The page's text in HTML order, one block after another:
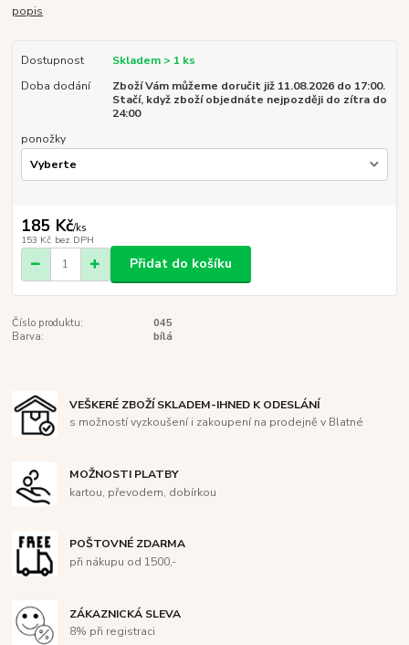
popis
Dostupnost
Skladem > 1 ks
Doba dodání
Zboží Vám můžeme doručit již 11.08.2026 do 17:00.
Stačí, když zboží objednáte nejpozději do zítra do
24:00
ponožky
185 Kč/ks
153 Kč bez DPH
Přidat do košíku
Číslo produktu:
045
Barva:
bílá
VEŠKERÉ ZBOŽÍ SKLADEM-IHNED K ODESLÁNÍ
s možností vyzkoušení i zakoupení na prodejně v Blatné
MOŽNOSTI PLATBY
kartou, převodem, dobírkou
POŠTOVNÉ ZDARMA
při nákupu od 1500,-
ZÁKAZNICKÁ SLEVA
8% při registraci